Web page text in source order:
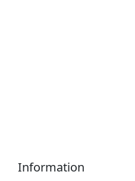
Information